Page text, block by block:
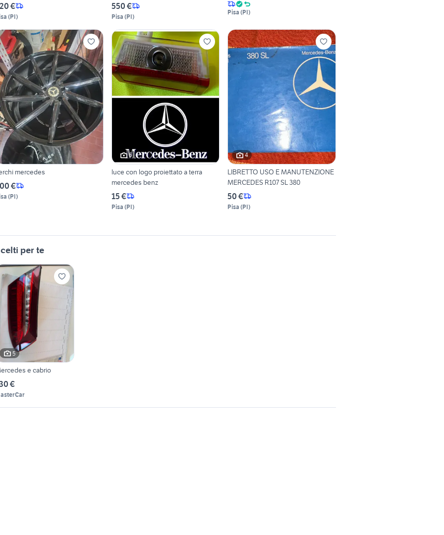
€
(PI)
550 €
Pisa (PI)
Pisa (PI)
mercedes
€
(PI)
6
luce con logo proiettato a terra
mercedes benz
15 €
Pisa (PI)
4
LIBRETTO USO E MANUTENZIONE
MERCEDES R107 SL 380
50 €
Pisa (PI)
per te
5
e cabrio
€